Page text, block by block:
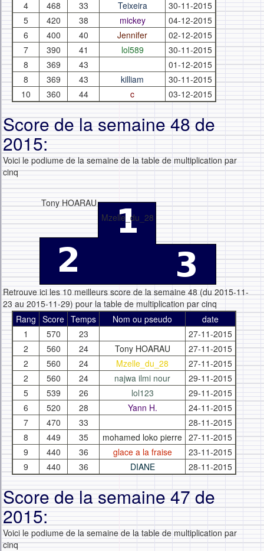
4 468 33 Teixeira
30-11-2015
5
420 38 mickey
04-12-2015
6
400 40 Jennifer
02-12-2015
7
390 41 lol589
30-11-2015
8
369 43
01-12-2015
8
369 43 killiam
30-11-2015
10
360 44 c 03-12-2015
Score de la semaine 48 de
2015:
Voici le podiume de la semaine de la table de multiplication par
cinq
Tony HOARAU
Mzelle_du_28
Retrouve ici les 10 meilleurs score de la semaine 48 (du 2015-11-
23 au 2015-11-29) pour la table de multiplication par cinq
Rang Score Temps Nom ou pseudo
date
1
570 23
27-11-2015
2
560 24 Tony HOARAU
27-11-2015
2
560 24 Mzelle_du_28
27-11-2015
2
560 24 najwa ilmi nour
29-11-2015
5
539 26 lol123
29-11-2015
6
520 28 Yann H.
24-11-2015
7
470 33
28-11-2015
8
449 35 mohamed loko pierre 27-11-2015
9
440 36 glace a la fraise
23-11-2015
9
440 36 DIANE 28-11-2015
Score de la semaine 47 de
2015:
Voici le podiume de la semaine de la table de multiplication par
cinq